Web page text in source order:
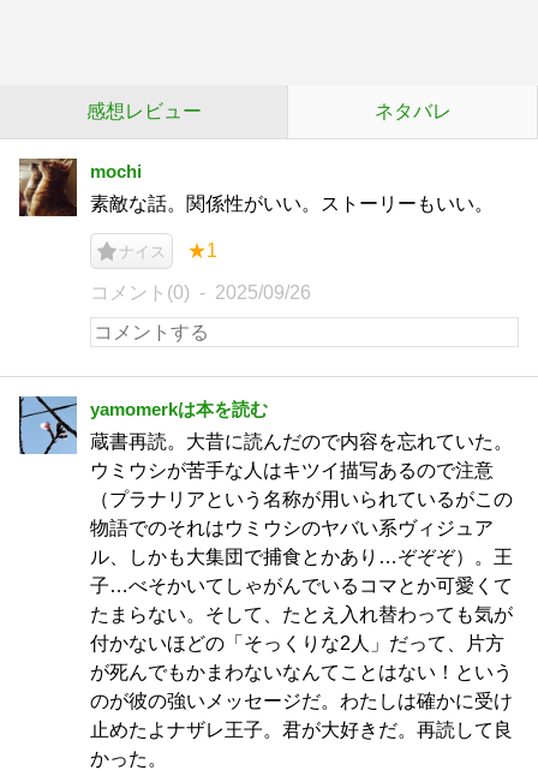
感想レビュー ネタバレ
mochi
素敵な話。関係性がいい。ストーリーもいい。
ナイス ★1
コメント(0) 2025/09/26
yamomerkは本を読む
蔵書再読。大昔に読んだので内容を忘れていた。
ウミウシが苦手な人はキツイ描写あるので注意
（プラナリアという名称が用いられているがこの
物語でのそれはウミウシのヤバい系ヴィジュア
ル、しかも大集団で捕食とかあり…ぞぞぞ）。王
子…べそかいてしゃがんでいるコマとか可愛くて
たまらない。そして、たとえ入れ替わっても気が
付かないほどの「そっくりな2人」だって、片方
が死んでもかまわないなんてことはない！という
のが彼の強いメッセージだ。わたしは確かに受け
止めたよナザレ王子。君が大好きだ。再読して良
かった。